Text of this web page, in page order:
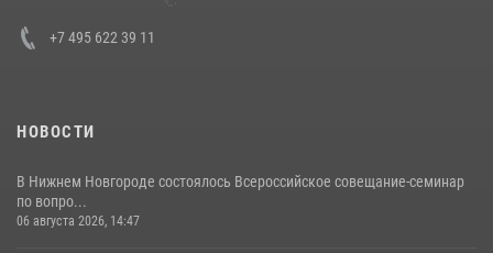
+7 495 622 39 11
НОВОСТИ
В Нижнем Новгороде состоялось Всероссийское совещание-семинар
по вопро...
06 августа 2026, 14:47